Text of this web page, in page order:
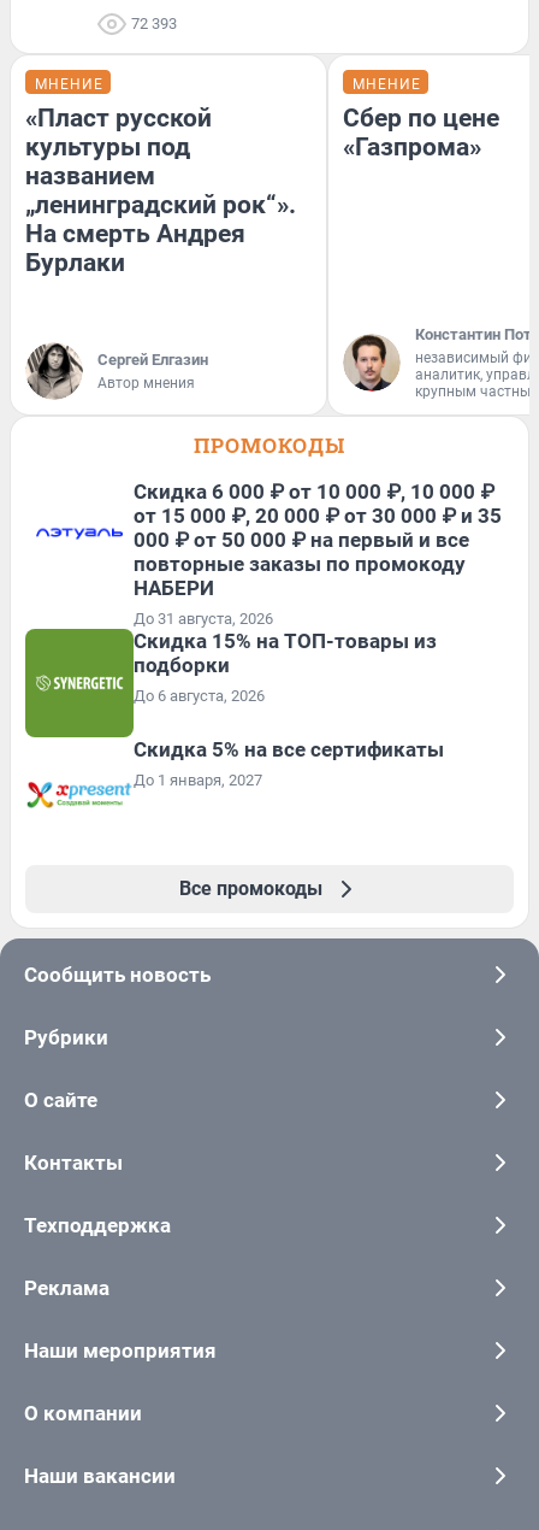
72 393
МНЕНИЕ
«Пласт русской
культуры под
названием
„ленинградский рок“».
На смерть Андрея
Бурлаки
Сергей Елгазин
Автор мнения
МНЕНИЕ
Сбер по цене
«Газпрома»
Константин
независимый
аналитик,
крупным
ПРОМОКОДЫ
Скидка 6 000 ₽ от 10 000 ₽, 10 000 ₽
от 15 000 ₽, 20 000 ₽ от 30 000 ₽ и 35
000 ₽ от 50 000 ₽ на первый и все
повторные заказы по промокоду
НАБЕРИ
До 31 августа, 2026
Скидка 15% на ТОП-товары из
подборки
До 6 августа, 2026
Скидка 5% на все сертификаты
До 1 января, 2027
Все промокоды
Сообщить новость
Рубрики
О сайте
Контакты
Техподдержка
Реклама
Наши мероприятия
О компании
Наши вакансии